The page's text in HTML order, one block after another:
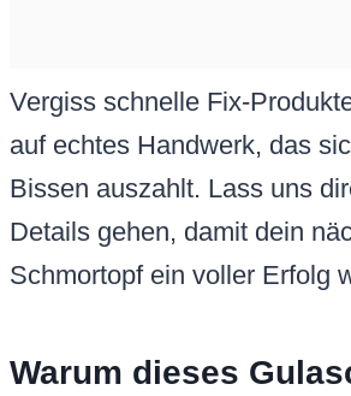
Vergiss schnelle Fix-
auf echtes Handwerk, das
Bissen auszahlt. Lass uns
Details gehen, damit dein
Schmortopf ein voller Erfolg
Warum dieses